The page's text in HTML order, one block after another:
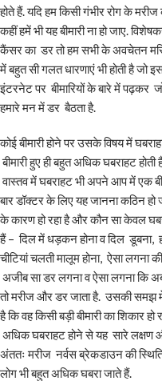
होते हैं. यदि हम किसी गंभीर रोग के
कहीं हमें भी यह बीमारी ना हो जाए.
कैंसर का डर तो हम सभी के अवचेतन
में बहुत सी गलत धारणाएं भी होती है जो
इंटरनेट पर बीमारियों के बारे में पढ़कर
हमारे मन में डर बैठता है.
कोई बीमारी होने पर उसके विषय में
बीमारी हुए ही बहुत अधिक घबराहट होती
वास्तव में घबराहट भी अपने आप में एक
बार डॉक्टर के लिए यह जानना कठिन हो
के कारण हो रहा है और कौन सा केवल
हैं – दिल में धड़कन होना व दिल डूबना,
चीटियां चलती मालूम होना, ऐसा लगना
अजीब सा डर लगना व ऐसा लगना कि
तो मरीज और डर जाता है. उसकी समझ
है कि वह किसी बड़ी बीमारी का शिकार
अधिक घबराहट होने से यह सारे लक्षण
अंततः मरीज नर्वस ब्रेकडाउन की
लोग भी बहुत अधिक घबरा जाते हैं.